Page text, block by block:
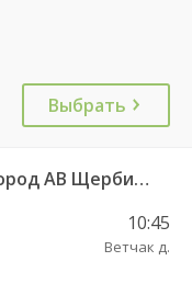
Выбрать
Пильна пгт АС — Нижний Новгород АВ Щербинки
10:45
Ветчак д.